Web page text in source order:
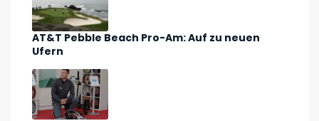
AT&T Pebble Beach Pro-Am: Auf zu neuen
Ufern